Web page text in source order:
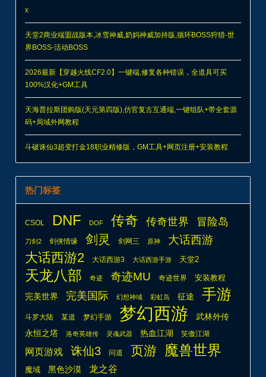
x
天堂2商业端盟战版本,冰雪神威,奶妈神威加持版,循环BOSS狩猎-世
界BOSS-活动BOSS
2026最新【穿越火线CF2.0】一键端,修复各种错误，全道具可买
100%汉化+GM工具
天海普拉斯团购版(天元第四版),仿官复古互通端,一键组队+带全套源
码+局域外网教程
斗破诛仙3超变打金18职业精修版，GM工具+网页注册+安装教程
热门标签
CSOL DNF DOF 传奇 传奇世界 冒险岛
刀剑2 剑侠情缘 剑灵 剑网三 原神 大话西游
大话西游2 大话西游3 大话西游手游 天堂2
天龙八部 奇迹 奇迹MU 奇迹世界 安装教程
完美世界 完美国际 幻想神域 彩虹岛 征途 手游
斗罗大陆 某道 梦幻手游 梦幻西游
武林外传
永恒之塔
洛奇英雄传 灵魂武器 热血江湖 笑傲江湖
网页游戏 诛仙3 问道 页游 魔兽世界
魔域 黑色沙漠 龙之谷